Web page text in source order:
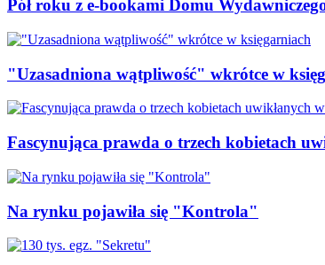
Pół roku z e-bookami Domu
"Uzasadniona wątpliwość" wkrótce w
Fascynująca prawda o trzech kobietach
Na rynku pojawiła się "Kontrola"